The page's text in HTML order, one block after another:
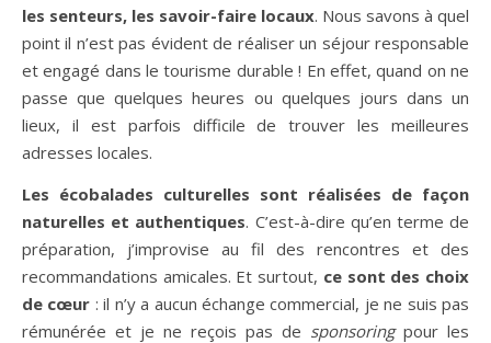
les senteurs, les savoir-faire locaux. Nous savons à quel
point il n’est pas évident de réaliser un séjour responsable
et engagé dans le tourisme durable ! En effet, quand on ne
passe que quelques heures ou quelques jours dans un
lieux, il est parfois difficile de trouver les meilleures
adresses locales.
Les écobalades culturelles sont réalisées de façon
naturelles et authentiques. C’est-à-dire qu’en terme de
préparation, j’improvise au fil des rencontres et des
recommandations amicales. Et surtout, ce sont des choix
de cœur : il n’y a aucun échange commercial, je ne suis pas
rémunérée et je ne reçois pas de sponsoringpour les